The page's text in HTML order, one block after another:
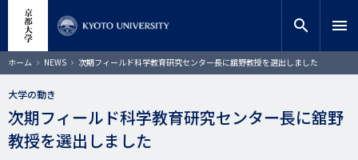
コ
ン
ン
ツ
に
移
サイト内検索
検索
search menu
ホーム NEWS 次期フィールド科学教育研究センター長に舘野教授を選出しました
大学の動き
次期フィールド科学教育研究センター長に舘野
教授を選出しました